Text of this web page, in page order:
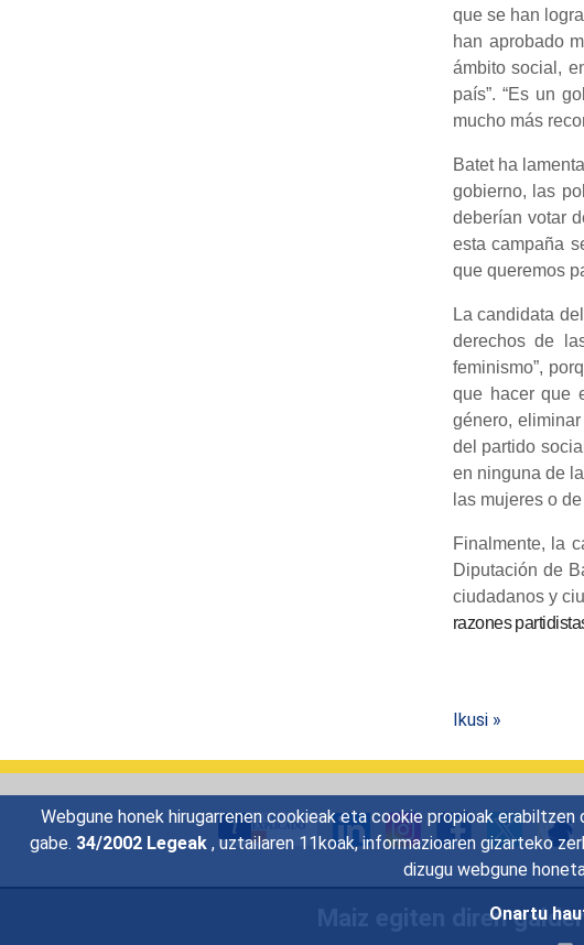
Webgune honek hirugarrenen cookieak eta cookie propioak
gabe. 34/2002 Legeak , uztailaren 11koak, informazioaren gizarteko
dizugu webgune
Onartu
que se han
han aprobado
ámbito social,
país”. “Es un
mucho más
Batet ha
gobierno, las
deberían votar
esta campaña
que queremos
La candidata
derechos de
feminismo”,
que hacer que
género,
del partido
en ninguna de
las mujeres o
Finalmente, la
Diputación de
ciudadanos y
razones
Ikusi »
Maiz egiten diren